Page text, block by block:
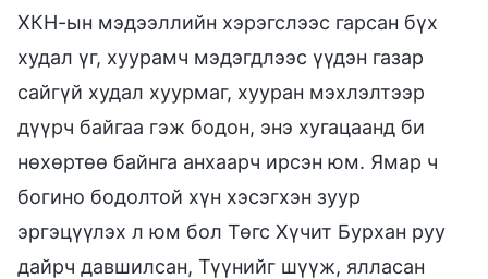
ХКН-ын мэдээллийн хэрэгслээс гарсан бүх
худал үг, хуурамч мэдэгдлээс үүдэн газар
сайгүй худал хуурмаг, хууран мэхлэлтээр
дүүрч байгаа гэж бодон, энэ хугацаанд би
нөхөртөө байнга анхаарч ирсэн юм. Ямар ч
богино бодолтой хүн хэсэгхэн зуур
эргэцүүлэх л юм бол Төгс Хүчит Бурхан руу
дайрч давшилсан, Түүнийг шүүж, ялласан